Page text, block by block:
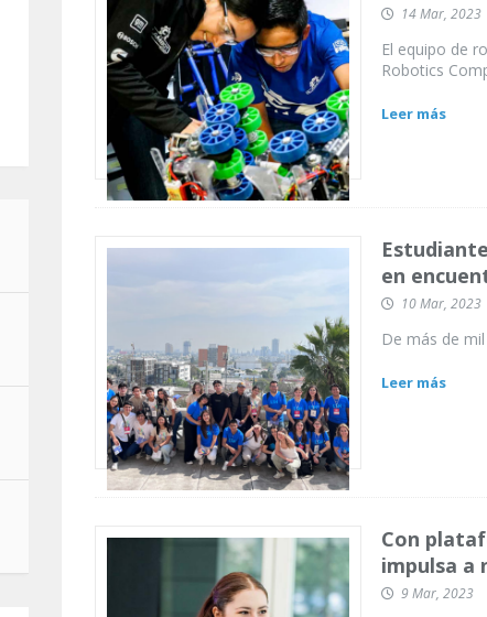
14 Mar, 2023
El equipo de
Robotics
Leer más
en
10 Mar, 2023
De más de
Leer más
Con
impulsa a
9 Mar, 2023